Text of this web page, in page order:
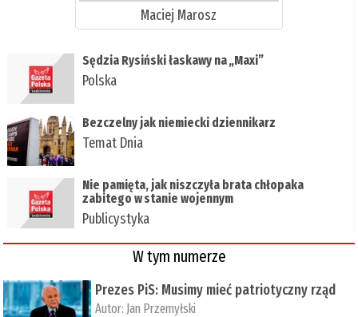
Maciej Marosz
​Sędzia Rysiński łaskawy na „Maxi”
Polska
Bezczelny jak niemiecki dziennikarz
Temat Dnia
Nie pamięta, jak niszczyła brata chłopaka
zabitego w stanie wojennym
Publicystyka
W tym numerze
Prezes PiS: Musimy mieć patriotyczny rząd
Autor: Jan Przemyłski